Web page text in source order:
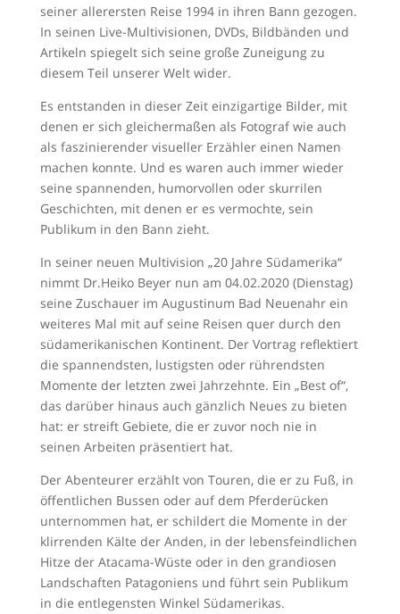
seiner allerersten Reise 1994 in ihren Bann gezogen.
In seinen Live-Multivisionen, DVDs, Bildbänden und
Artikeln spiegelt sich seine große Zuneigung zu
diesem Teil unserer Welt wider.
Es entstanden in dieser Zeit einzigartige Bilder, mit
denen er sich gleichermaßen als Fotograf wie auch
als faszinierender visueller Erzähler einen Namen
machen konnte. Und es waren auch immer wieder
seine spannenden, humorvollen oder skurrilen
Geschichten, mit denen er es vermochte, sein
Publikum in den Bann zieht.
In seiner neuen Multivision „20 Jahre Südamerika“
nimmt Dr.Heiko Beyer nun am 04.02.2020 (Dienstag)
seine Zuschauer im Augustinum Bad Neuenahr ein
weiteres Mal mit auf seine Reisen quer durch den
südamerikanischen Kontinent. Der Vortrag reflektiert
die spannendsten, lustigsten oder rührendsten
Momente der letzten zwei Jahrzehnte. Ein „Best of“,
das darüber hinaus auch gänzlich Neues zu bieten
hat: er streift Gebiete, die er zuvor noch nie in
seinen Arbeiten präsentiert hat.
Der Abenteurer erzählt von Touren, die er zu Fuß, in
öffentlichen Bussen oder auf dem Pferderücken
unternommen hat, er schildert die Momente in der
klirrenden Kälte der Anden, in der lebensfeindlichen
Hitze der Atacama-Wüste oder in den grandiosen
Landschaften Patagoniens und führt sein Publikum
in die entlegensten Winkel Südamerikas.